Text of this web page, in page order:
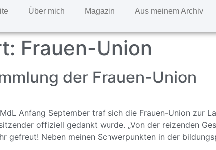
Über mich Magazin Aus meinem Archiv
Frauen-Union
der Frauen-Union
Anfang September traf sich die Frauen-Union zur
offiziell gedankt wurde. „Von der reizenden
gefreut! Neben meinen Schwerpunkten in der